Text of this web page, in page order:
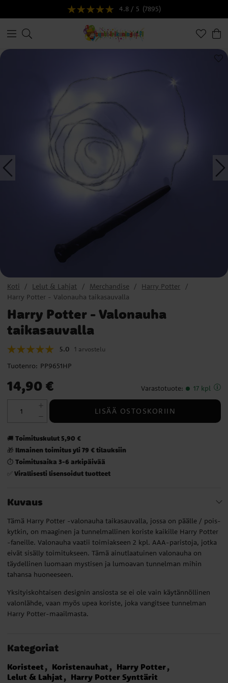
4.8 / 5 (7895)
Koti Lelut & Lahjat Merchandise
Harry Potter
Harry Potter - Valonauha taikasauvalla
Harry Potter - Valonauha
taikasauvalla
5.0 1 arvostelu
Tuotenro: PP9651HP
Hinta :14,90 €
14,90 € Varastotuote: 17 kpl
LISÄÄ OSTOSKORIIN
🚚 Toimituskulut 5,90 €
🎁 Ilmainen toimitus yli 79 € tilauksiin
⏱️ Toimitusaika 3-6 arkipäivää
✅ Virallisesti lisensoidut tuotteet
Kuvaus
Tämä Harry Potter -valonauha taikasauvalla, jossa on päälle / pois-
kytkin, on maaginen ja tunnelmallinen koriste kaikille Harry Potter
-faneille. Valonauha vaatii toimiakseen 2 kpl. AAA-paristoja, jotka
eivät sisälly toimitukseen. Tämä ainutlaatuinen valonauha on
täydellinen luomaan mystisen ja lumoavan tunnelman mihin
tahansa huoneeseen.
Yksityiskohtaisen designin ansiosta se ei ole vain käytännöllinen
valonlähde, vaan myös upea koriste, joka vangitsee tunnelman
Harry Potter-maailmasta.
Kategoriat
Koristeet Koristenauhat
Harry Potter
Lelut & Lahjat
Harry Potter Synttärit